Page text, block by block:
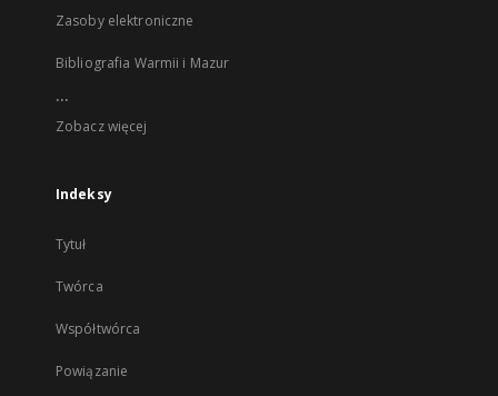
Zasoby elektroniczne
Bibliografia Warmii i Mazur
...
Zobacz więcej
Indeksy
Tytuł
Twórca
Współtwórca
Powiązanie